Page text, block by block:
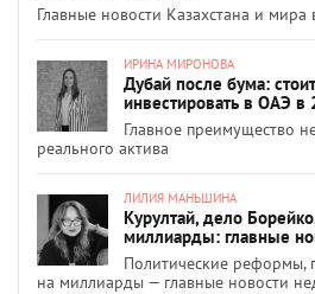
Главные новости Казахстана и мира
ИРИНА МИРОНОВА
Дубай после бума:
инвестировать в ОАЭ в
Главное преимущество
реального актива
ЛИЛИЯ МАНЬШИНА
Курултай, дело
миллиарды: главные
Политические реформы,
на миллиарды — главные новости